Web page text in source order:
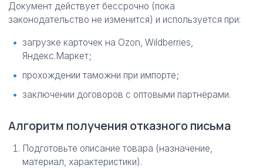
Документ действует бессрочно (пока
законодательство не изменится) и используется при:
загрузке карточек на Ozon, Wildberries,
Яндекс.Маркет;
прохождении таможни при импорте;
заключении договоров с оптовыми партнёрами.
Алгоритм получения отказного письма
Подготовьте описание товара (назначение,
материал, характеристики).